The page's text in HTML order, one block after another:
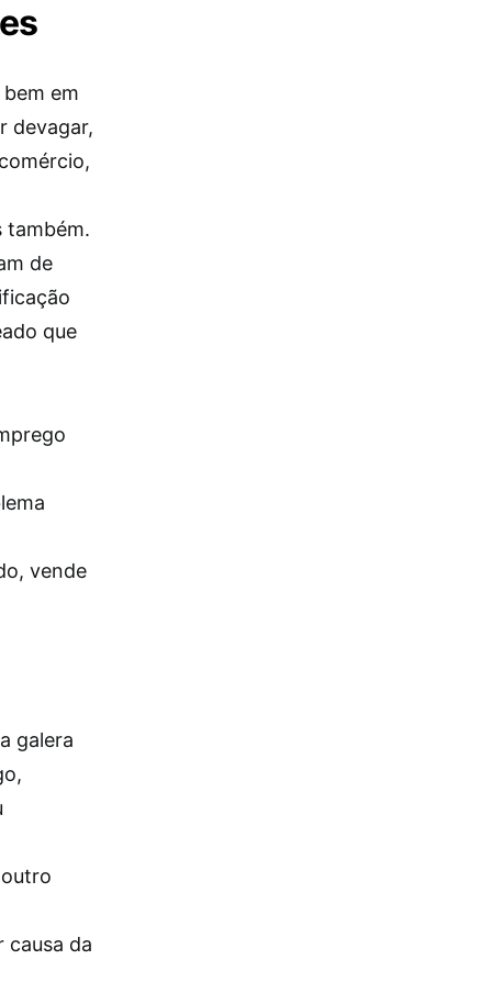
em
devagar,
também.
de
que
vende
galera
causa da